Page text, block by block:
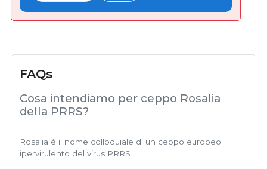
FAQs
Cosa intendiamo per ceppo Rosalia
della PRRS?
Rosalia è il nome colloquiale di un ceppo europeo
ipervirulento del virus PRRS.